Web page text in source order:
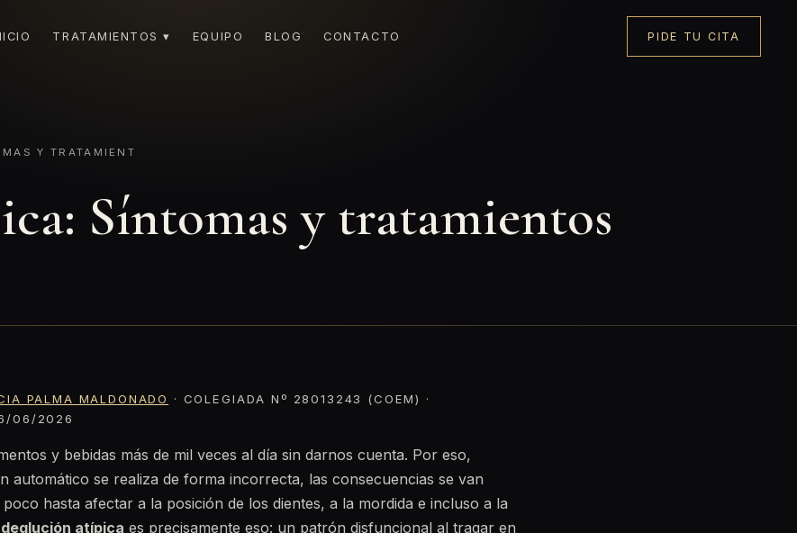
TRATAMIENTOS ▾ EQUIPO BLOG CONTACTO PIDE TU CITA
Y TRATAMIENT
Síntomas y tratamientos
PALMA MALDONADO
· COLEGIADA Nº 28013243 (COEM) ·
06/2026
y bebidas más de mil veces al día sin darnos cuenta. Por eso,
automático se realiza de forma incorrecta, las consecuencias se van
hasta afectar a la posición de los dientes, a la mordida e incluso a la
deglución atípica es precisamente eso: un patrón disfuncional al tragar en